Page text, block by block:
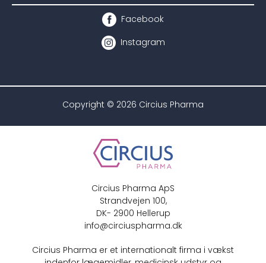
Facebook
Instagram
Copyright © 2026 Circius Pharma
Circius Pharma ApS
Strandvejen 100,
DK- 2900 Hellerup
info@circiuspharma.dk
Circius Pharma er et internationalt firma i vækst